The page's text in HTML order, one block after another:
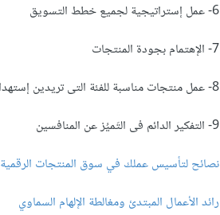
6- عمل إستراتيجية لجميع خطط التسويق
7- الإهتمام بجودة المنتجات
8- عمل منتجات مناسبة للفئة التى تريدين إستهدافها
9- التفكير الدائم فى التَميُز عن المنافسين
نصائح لتأسيس عملك في سوق المنتجات الرقمية
رائد الأعمال المبتدئ ومغالطة الإلهام السماوي